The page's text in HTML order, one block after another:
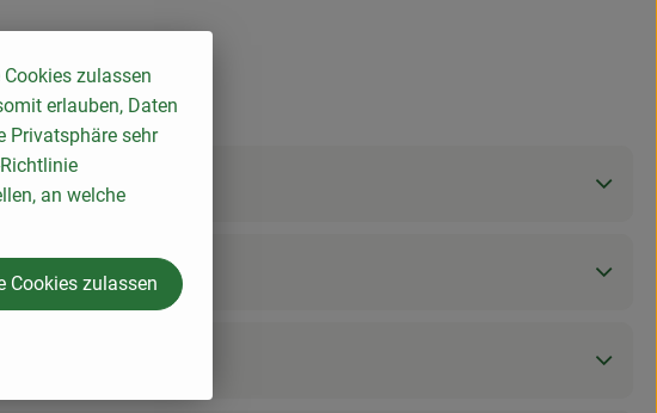
zulassen
erlauben, Daten
Privatsphäre sehr
an welche
Cookies zulassen